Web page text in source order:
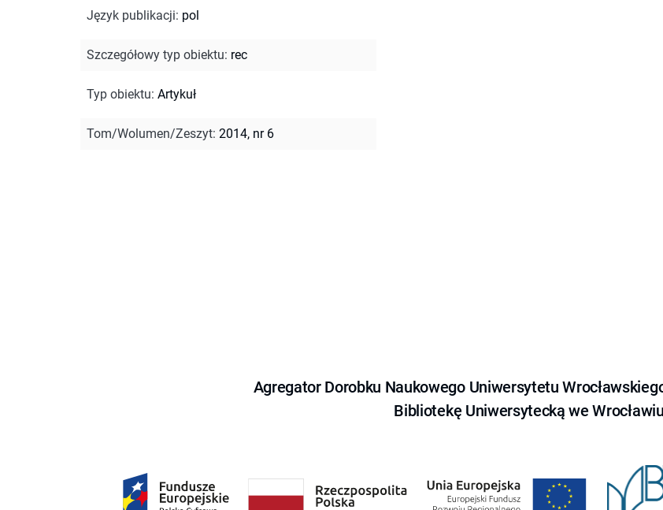
Język publikacji: pol
Szczegółowy typ obiektu: rec
Typ obiektu: Artykuł
Tom/Wolumen/Zeszyt: 2014, nr 6
Agregator Dorobku Naukowego Uniwersytetu
Bibliotekę Uniwersytecką we Wrocławiu